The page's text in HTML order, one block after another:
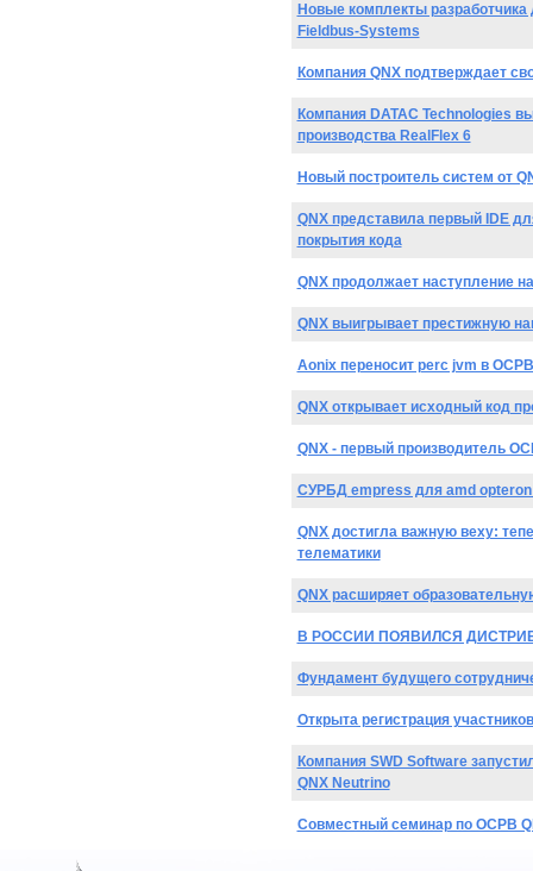
Новые комплекты
Fieldbus-Systems
Компания QNX подтверждает
Компания DATAC Technologies
производства RealFlex 6
Новый построитель систем от
QNX представила первый IDE
покрытия кода
QNX продолжает наступление
QNX выигрывает престижную
Aonix переносит perc jvm в
QNX открывает исходный код
QNX - первый производитель
СУРБД empress для amd
QNX достигла важную веху:
телематики
QNX расширяет
В РОССИИ ПОЯВИЛСЯ
Фундамент будущего
Открыта регистрация
Компания SWD Software
QNX Neutrino
Совместный семинар по ОСРВ